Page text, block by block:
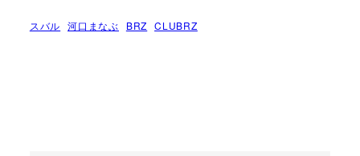
スバル 河口まなぶ BRZ CLUBRZ